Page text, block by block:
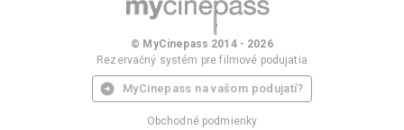
© MyCinepass 2014 - 2026
Rezervačný systém pre filmové podujatia
MyCinepass na vašom podujatí?
Obchodné podmienky